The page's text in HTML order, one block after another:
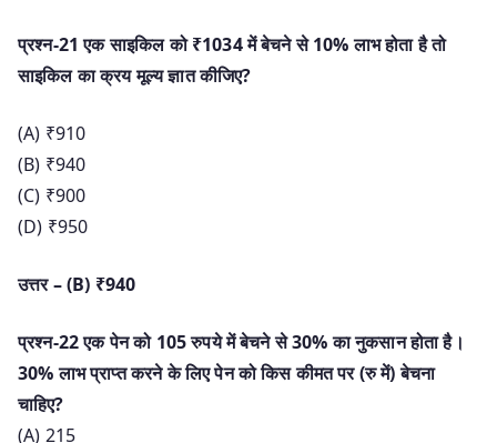
प्रश्न-21 एक साइकिल को ₹1034 में बेचने से 10% लाभ होता है तो
साइकिल का क्रय मूल्य ज्ञात कीजिए?
(A) ₹910
(B) ₹940
(C) ₹900
(D) ₹950
उत्तर – (B) ₹940
प्रश्न-22 एक पेन को 105 रुपये में बेचने से 30% का नुकसान होता है।
30% लाभ प्राप्त करने के लिए पेन को किस कीमत पर (रु में) बेचना
चाहिए?
(A) 215